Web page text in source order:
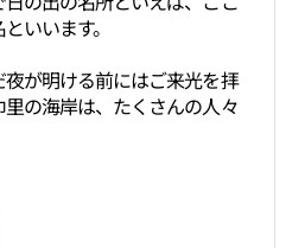
いいます。
が明ける前にはご来光を拝
の海岸は、たくさんの人々